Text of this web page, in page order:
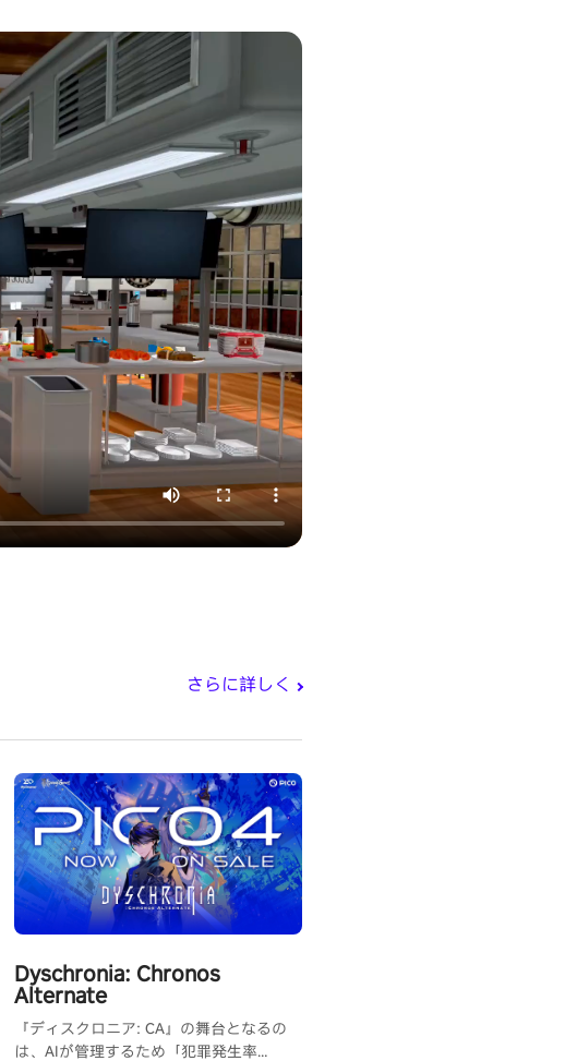
さらに詳しく
Dyschronia: Chronos
Alternate
『ディスクロニア: CA』の舞台となるの
は、AIが管理するため「犯罪発生率